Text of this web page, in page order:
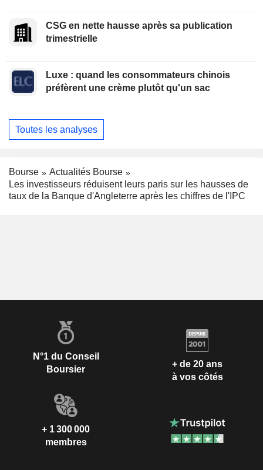
CSG en nette hausse après sa publication
trimestrielle
Luxe : quand les consommateurs chinois
préfèrent une crème plutôt qu'un sac
Toutes les analyses
Bourse
Actualités Bourse
Les investisseurs réduisent leurs paris sur les hausses de
taux de la Banque d'Angleterre après les chiffres de l'IPC
N°1 du Conseil
Boursier
+ de 20 ans
à vos côtés
+ 1 300 000
membres